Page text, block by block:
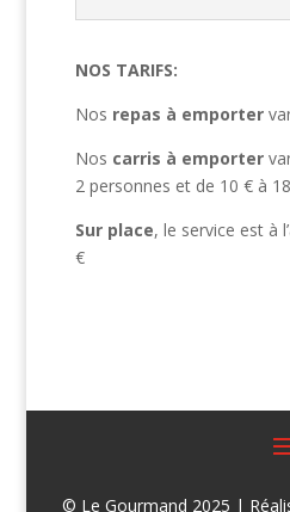
NOS TARIFS:
Nos repas à emporter
Nos carris à emporter
2 personnes et de 10 € à
Sur place, le service est à
€
© Le Gourmand 2025 |